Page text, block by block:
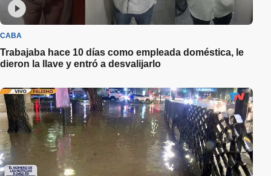
CABA
Trabajaba hace 10 días como empleada doméstica, le
dieron la llave y entró a desvalijarlo